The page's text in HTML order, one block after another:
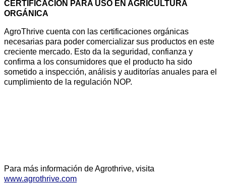
CERTIFICACIÓN PARA USO EN AGRICULTURA
ORGÁNICA
AgroThrive cuenta con las certificaciones orgánicas
necesarias para poder comercializar sus productos en este
creciente mercado. Esto da la seguridad, confianza y
confirma a los consumidores que el producto ha sido
sometido a inspección, análisis y auditorías anuales para el
cumplimiento de la regulación NOP.
Para más información de Agrothrive, visita
www.agrothrive.com